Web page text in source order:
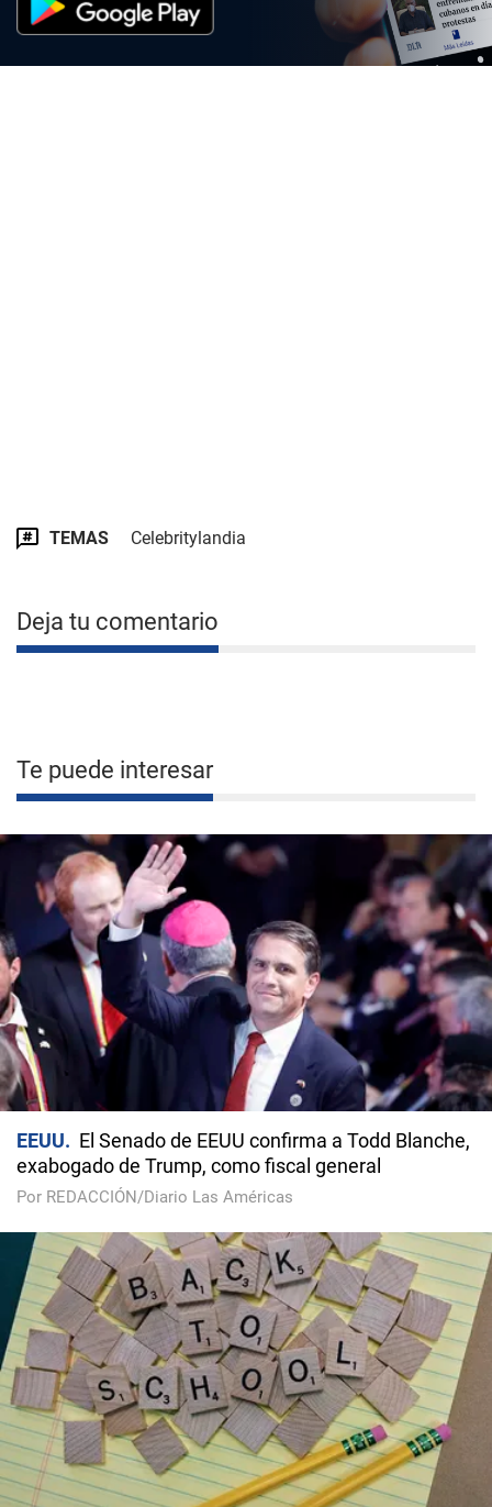
TEMAS Celebritylandia
Deja tu comentario
Te puede interesar
EEUU
El Senado de EEUU confirma a Todd Blanche,
exabogado de Trump, como fiscal general
Por REDACCIÓN/Diario Las Américas